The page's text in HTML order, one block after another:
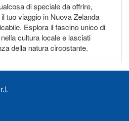
di speciale da offrire,
tuo viaggio in Nuova Zelanda
Esplora il fascino unico di
cultura locale e lasciati
della natura circostante.